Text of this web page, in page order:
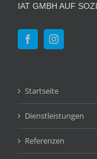
IAT GMBH AUF
Startseite
Dienstleistungen
Referenzen